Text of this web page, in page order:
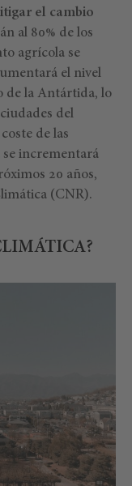
el cambio
al 80% de los
agrícola se
el nivel
de la Antártida, lo
del
de las
se incrementará
20 años,
(CNR).